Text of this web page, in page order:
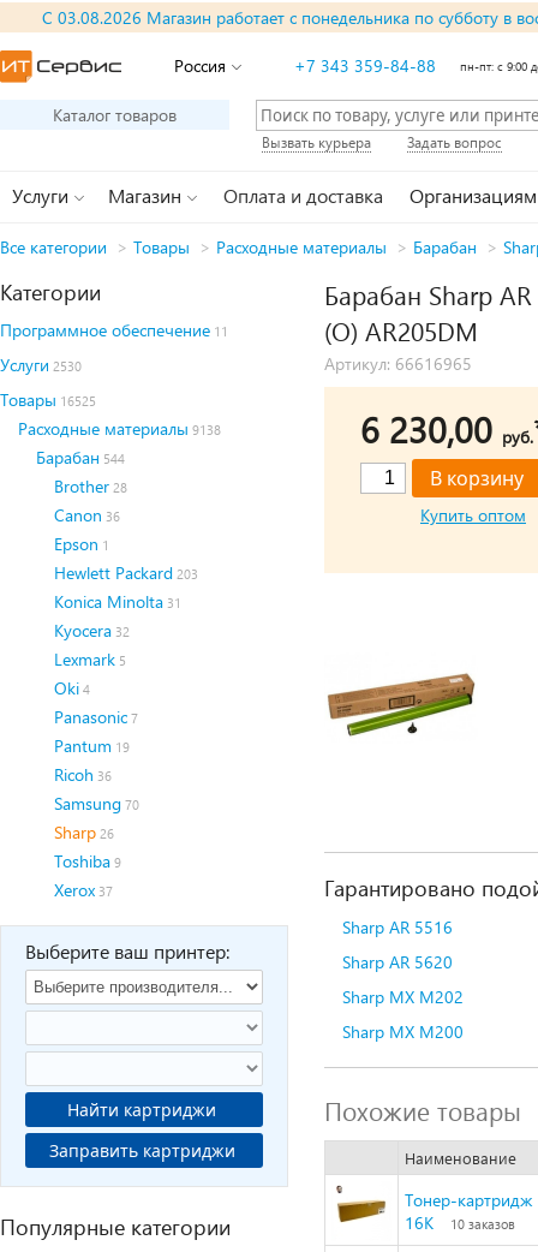
С 03.08.2026 Магазин работает с понедельника по субботу в
Россия +7 343 359-84-88 пн-пт: с 9:00
Каталог товаров
Вызвать курьера Задать вопрос
Услуги Магазин Оплата и доставка Организациям
Все категории > Товары > Расходные материалы > Барабан >
Категории
Программное обеспечение 11
Услуги 2530
Товары 16525
Расходные материалы 9138
Барабан 544
Brother 28
Canon 36
Epson 1
Hewlett Packard 203
Konica Minolta 31
Kyocera 32
Lexmark 5
Oki 4
Panasonic 7
Pantum 19
Ricoh 36
Samsung 70
Sharp 26
Toshiba 9
Xerox 37
Выберите ваш принтер:
Найти картриджи
Заправить картриджи
Популярные категории
Барабан Sharp
(O) AR205DM
Артикул: 66616965
6 230,00 руб.
Купить оптом
Гарантировано
Sharp AR 5516
Sharp AR 5620
Sharp MX M202
Sharp MX M200
Похожие товары
Наименование
Тонер-картридж
16К
10 заказов